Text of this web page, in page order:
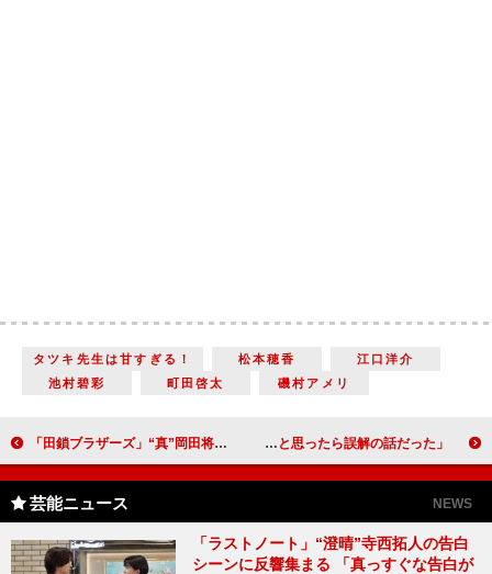
タツキ先生は甘すぎる！ 松本穂香
江口洋介
池村碧彩
町田啓太 磯村アメリ
「田鎖ブラザーズ」“真”岡田将生のラストの展開に心配の声 「ダークサイドに堕ちるのか」「“小夜子”渡辺真起子のねらいは何」
芸能ニュース NEWS
「ラストノート」“澄晴”寺西拓人の告白
シーンに反響集まる 「真っすぐな告白が